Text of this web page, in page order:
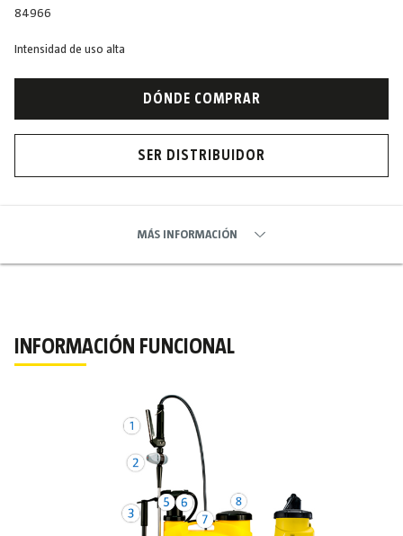
84966
Intensidad de uso alta
DÓNDE COMPRAR
SER DISTRIBUIDOR
MÁS INFORMACIÓN
INFORMACIÓN FUNCIONAL